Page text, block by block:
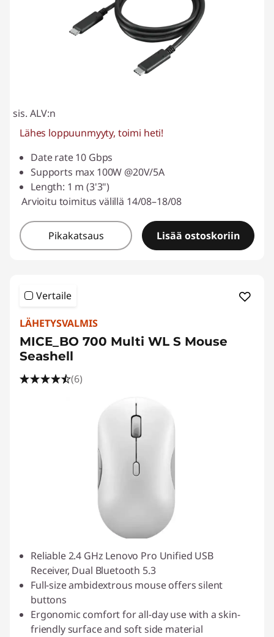
sis. ALV:n
Lähes loppuunmyyty, toimi heti!
Date rate 10 Gbps
Supports max 100W @20V/5A
Length: 1 m (3'3")
Arvioitu toimitus välillä 14/08–18/08
Pikakatsaus Lisää ostoskoriin
Vertaile
LÄHETYSVALMIS
MICE_BO 700 Multi WL S Mouse
Seashell
(6)
Reliable 2.4 GHz Lenovo Pro Unified USB
Receiver, Dual Bluetooth 5.3
Full-size ambidextrous mouse offers silent
buttons
Ergonomic comfort for all-day use with a skin-
friendly surface and soft side material